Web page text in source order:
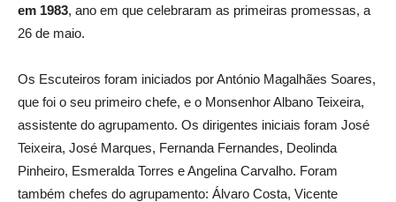
em 1983, ano em que celebraram as primeiras promessas, a
26 de maio.
Os Escuteiros foram iniciados por António Magalhães Soares,
que foi o seu primeiro chefe, e o Monsenhor Albano Teixeira,
assistente do agrupamento. Os dirigentes iniciais foram José
Teixeira, José Marques, Fernanda Fernandes, Deolinda
Pinheiro, Esmeralda Torres e Angelina Carvalho. Foram
também chefes do agrupamento: Álvaro Costa, Vicente